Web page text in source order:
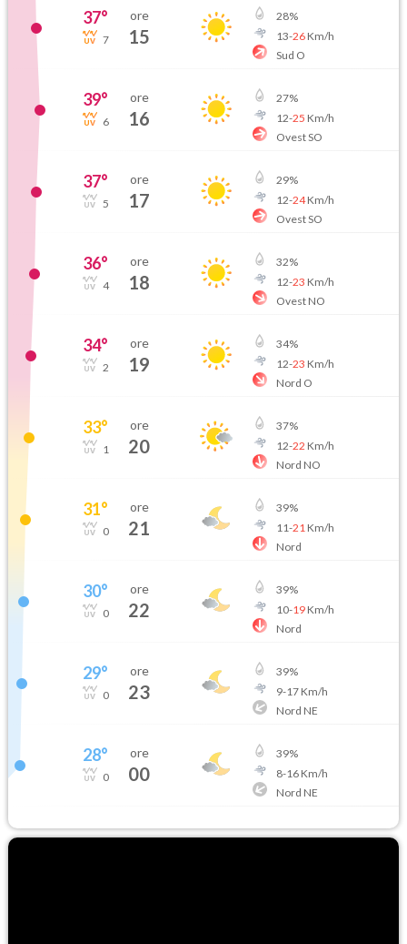
37°
7
ore
15
28%
13-26Km/h
Sud O
39°
6
ore
16
27%
12-25 Km/h
Ovest SO
37°
5
ore
17
29%
12-24Km/h
Ovest SO
36°
4
ore
18
32%
12-23 Km/h
Ovest NO
34°
2
ore
19
34%
12-23 Km/h
Nord O
33°
1
ore
20
37%
12-22 Km/h
Nord NO
31°
0
ore
21
39%
11-21 Km/h
Nord
30°
0
ore
22
39%
10-19Km/h
Nord
29°
0
ore
23
39%
9-17Km/h
Nord NE
28°
0
ore
00
39%
8-16Km/h
Nord NE